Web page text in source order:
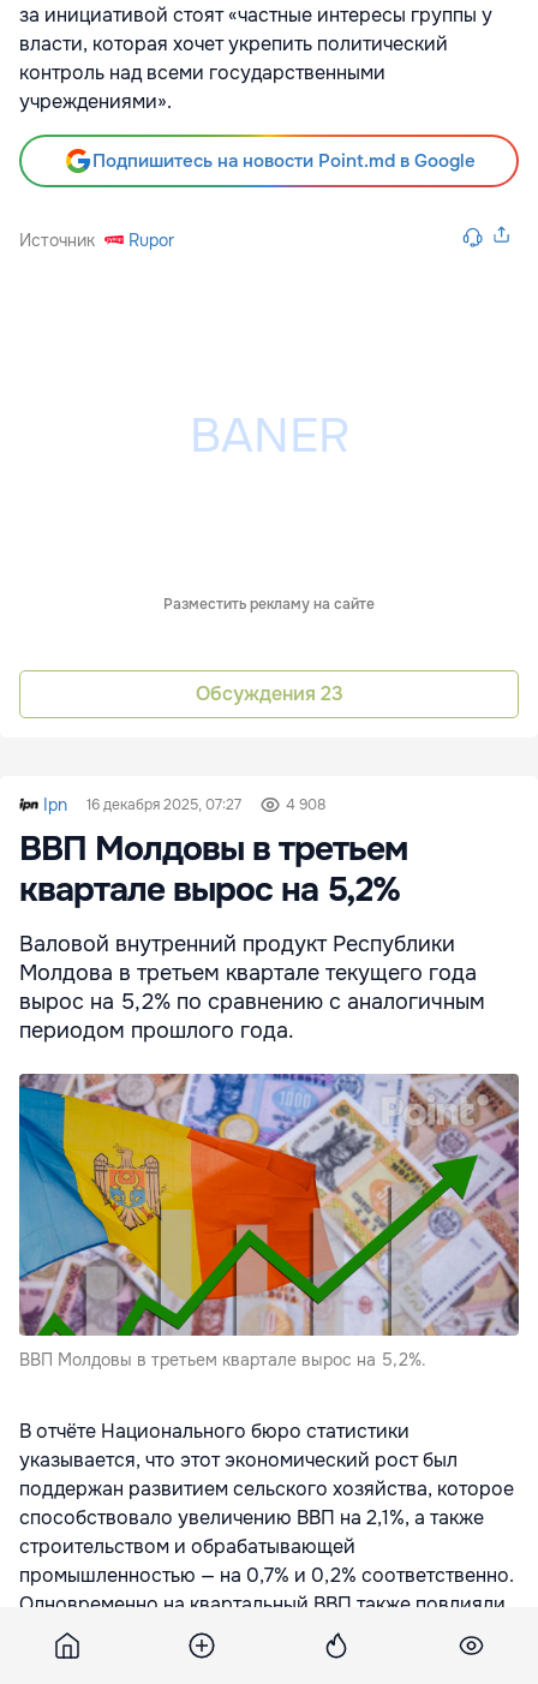
за инициативой стоят «частные интересы группы у
власти, которая хочет укрепить политический
контроль над всеми государственными
учреждениями».
Подпишитесь на новости Point.md в Google
Источник Rupor
Разместить рекламу на сайте
Обсуждения 23
Ipn 16 декабря 2025, 07:27 4 908
ВВП Молдовы в третьем
квартале вырос на 5,2%
Валовой внутренний продукт Республики
Молдова в третьем квартале текущего года
вырос на 5,2% по сравнению с аналогичным
периодом прошлого года.
ВВП Молдовы в третьем квартале вырос на 5,2%.
В отчёте Национального бюро статистики
указывается, что этот экономический рост был
поддержан развитием сельского хозяйства, которое
способствовало увеличению ВВП на 2,1%, а также
строительством и обрабатывающей
промышленностью — на 0,7% и 0,2% соответственно.
Одновременно на квартальный ВВП также повлияли
некоторые категории потребителей, такие как
валовое накопление основного капитала (+3,7%) и